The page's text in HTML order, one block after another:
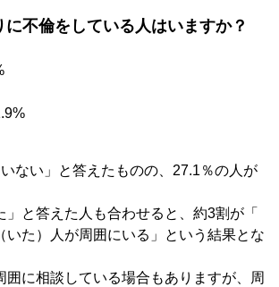
不倫をしている人はいますか？
ない」と答えたものの、27.1％の人が
」と答えた人も合わせると、約3割が「
いた）人が周囲にいる」という結果とな
囲に相談している場合もありますが、周